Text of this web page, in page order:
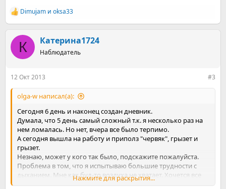
Р
е
к
ц
и
Dimujam и oksa33
К Катерина1724
Наблюдатель
12 Окт 2013 #3
olga-w написал(а):
Сегодня 6 день и наконец создан дневник.
Думала, что 5 день самый сложный т.к. я несколько раз на
нем ломалась. Но нет, вчера все было терпимо.
А сегодня вышла на работу и приполз "червяк", грызет и
грызет.
Незнаю, может у кого так было, подскажите пожалуйста.
Проблема в том, что я испытываю большие трудности с
дыханием. Мне как буд-то воздуха не хватает. Хочется все
время вздыхать полной грудью или зевать. При вздохе нет
Нажмите для раскрытия...